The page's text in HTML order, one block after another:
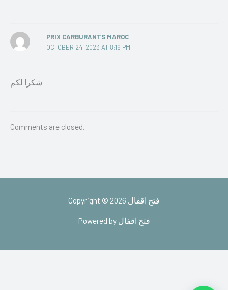
PRIX CARBURANTS MAROC
OCTOBER 24, 2023 AT 8:16 PM
شكرا لكم
Comments are closed.
Copyright © 2026 فتح اقفال
Powered by فتح اقفال